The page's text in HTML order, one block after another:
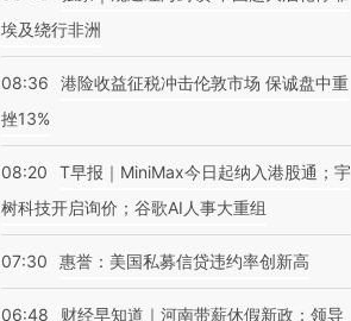
埃及绕行非洲
08:36
港险收益征税冲击伦敦市场 保诚盘中重
挫13%
08:20
T早报｜MiniMax今日起纳入港股通；宇
树科技开启询价；谷歌AI人事大重组
07:30 惠誉：美国私募信贷违约率创新高
06:48
财经早知道｜河南带薪休假新政：领导